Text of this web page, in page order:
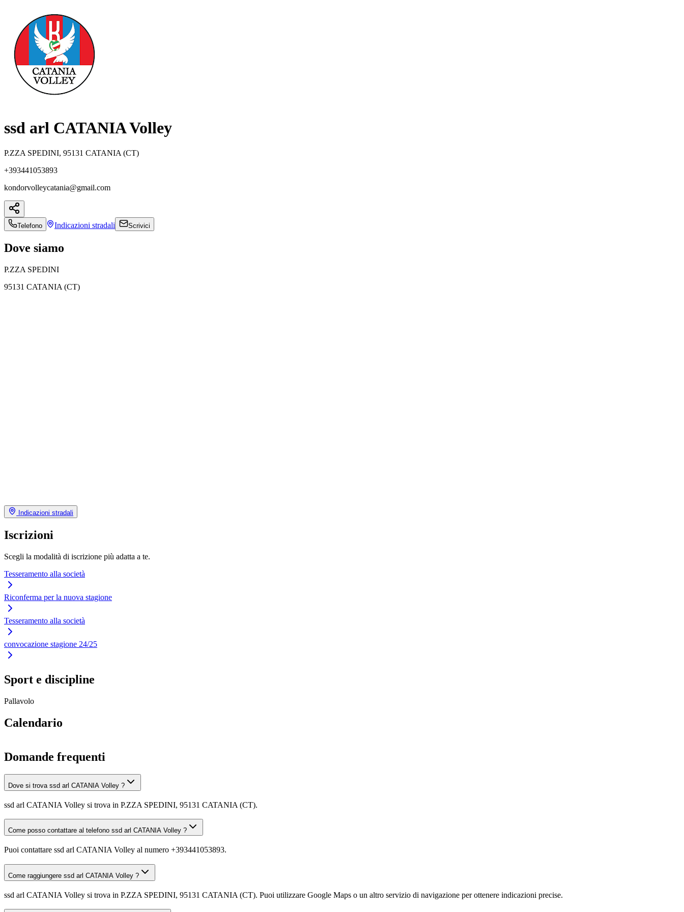
ssd arl CATANIA Volley
P.ZZA SPEDINI, 95131 CATANIA (CT)
+393441053893
kondorvolleycatania@gmail.com
Telefono Indicazioni stradali Scrivici
Dove siamo
P.ZZA SPEDINI
95131 CATANIA (CT)
Indicazioni stradali
Iscrizioni
Scegli la modalità di iscrizione più adatta a te.
Tesseramento alla società
Riconferma per la nuova stagione
Tesseramento alla società
convocazione stagione 24/25
Sport e discipline
Pallavolo
Calendario
Domande frequenti
Dove si trova ssd arl CATANIA Volley ?
ssd arl CATANIA Volley si trova in P.ZZA SPEDINI, 95131 CATANIA (CT).
Come posso contattare al telefono ssd arl CATANIA Volley ?
Puoi contattare ssd arl CATANIA Volley al numero +393441053893.
Come raggiungere ssd arl CATANIA Volley ?
ssd arl CATANIA Volley si trova in P.ZZA SPEDINI, 95131 CATANIA (CT). Puoi utilizzare Google Maps o un altro servizio di navigazione per ottenere indicazioni precise.